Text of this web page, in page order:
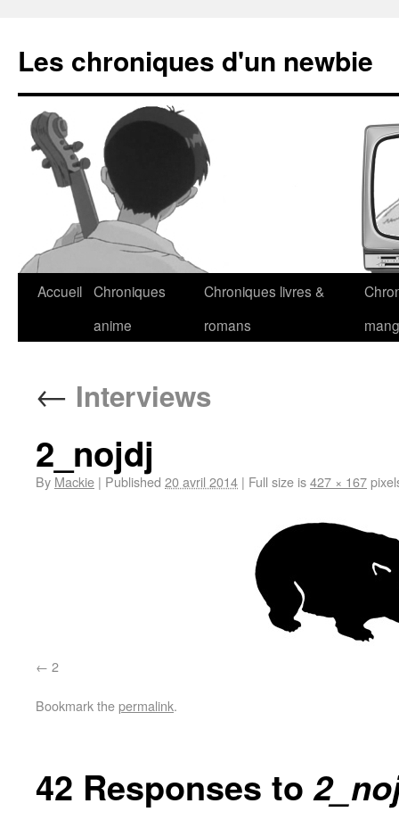
Les chroniques d'un newbie
Accueil Chroniques
anime
Chroniques livres &
romans
← Interviews
2_nojdj
By Mackie | Published 20 avril 2014 | Full size is427 × 167
2
Bookmark thepermalink.
42 Responses to